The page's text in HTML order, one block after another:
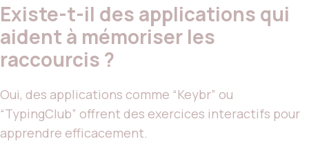
Existe-t-il des applications qui
aident à mémoriser les
raccourcis ?
Oui, des applications comme “Keybr” ou
“TypingClub” offrent des exercices interactifs pour
apprendre efficacement.